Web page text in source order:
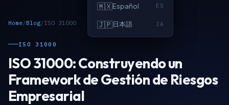
🇲🇽Español ES
🇯🇵日本語 JA
Home/Blog/ISO 31000
ISO 31000
ISO 31000: Construyendo un
Framework de Gestión de Riesgos
Empresarial